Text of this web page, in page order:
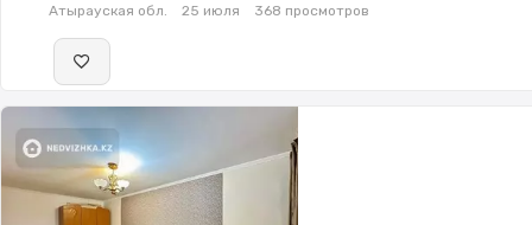
сантехника,Счётчики,Тихий двор,Кондиционер
Атырауская обл. 25 июля 368 просмотров